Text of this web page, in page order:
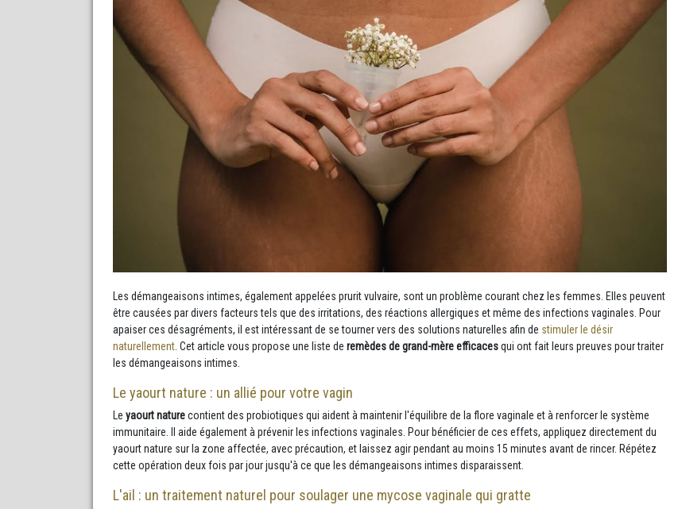
Les démangeaisons intimes, également appelées prurit vulvaire, sont un problème courant chez les femmes. Elles peuvent
être causées par divers facteurs tels que des irritations, des réactions allergiques et même des infections vaginales. Pour
apaiser ces désagréments, il est intéressant de se tourner vers des solutions naturelles afin de stimuler le désir
naturellement. Cet article vous propose une liste de remèdes de grand-mère efficacesqui ont fait leurs preuves pour traiter
les démangeaisons intimes.
Le yaourt nature : un allié pour votre vagin
Le yaourt naturecontient des probiotiques qui aident à maintenir l'équilibre de la flore vaginale et à renforcer le système
immunitaire. Il aide également à prévenir les infections vaginales. Pour bénéficier de ces effets, appliquez directement du
yaourt nature sur la zone affectée, avec précaution, et laissez agir pendant au moins 15 minutes avant de rincer. Répétez
cette opération deux fois par jour jusqu'à ce que les démangeaisons intimes disparaissent.
L'ail : un traitement naturel pour soulager une mycose vaginale qui gratte